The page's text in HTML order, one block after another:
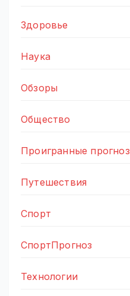
Здоровье
Наука
Обзоры
Общество
Проигранные
Путешествия
Спорт
СпортПрогноз
Технологии